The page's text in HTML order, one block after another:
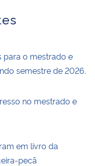
para o mestrado e
semestre de 2026.
no mestrado e
em livro da
pecã